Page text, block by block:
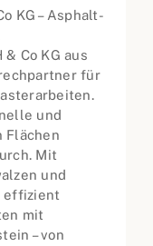
KG – Asphalt-
Co KG aus
für
und
Flächen
Mit
und
effizient
mit
– von